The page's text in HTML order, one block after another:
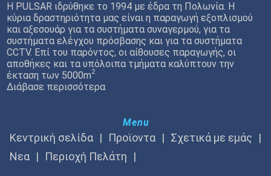
Η PULSAR ιδρύθηκε το 1994 με έδρα τη Πολωνία. Η
κύρια δραστηριότητα μας είναι η παραγωγή εξοπλισμού
και αξεσουάρ για τα συστήματα συναγερμού, για τα
συστήματα ελέγχου πρόσβασης και για τα συστήματα
CCTV. Επί του παρόντος, οι αίθουσες παραγωγής, οι
αποθήκες και τα υπόλοιπα τμήματα καλύπτουν την
έκταση των 5000m2
Διάβασε περισσότερα
Menu
Κεντρική σελίδα Προϊοντα
Σχετικά με εμάς
Νεα
Περιοχή Πελάτη